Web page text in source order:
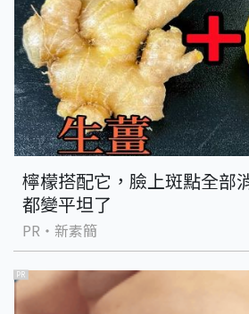
檸檬搭配它，臉上斑點全部
都變平坦了
PR・新素簡
PR